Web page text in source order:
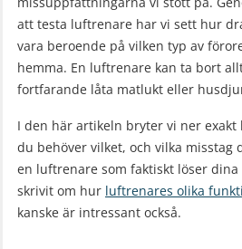
att testa luftrenare har vi sett hur
vara beroende på vilken typ av
hemma. En luftrenare kan ta bort
fortfarande låta matlukt eller
I den här artikeln bryter vi ner
du behöver vilket, och vilka misstag
en luftrenare som faktiskt löser dina
skrivit om hur luftrenares olika
kanske är intressant också.